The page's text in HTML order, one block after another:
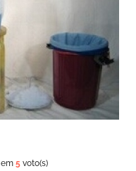
5 voto(s)